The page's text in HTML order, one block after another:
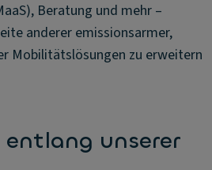
Beratung und mehr –
anderer emissionsarmer,
Mobilitätslösungen zu erweitern
unserer